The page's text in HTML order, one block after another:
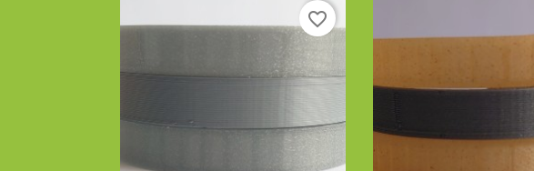
favorite_border